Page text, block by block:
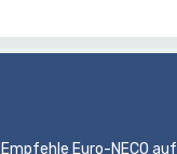
Empfehle Euro-NECO auf